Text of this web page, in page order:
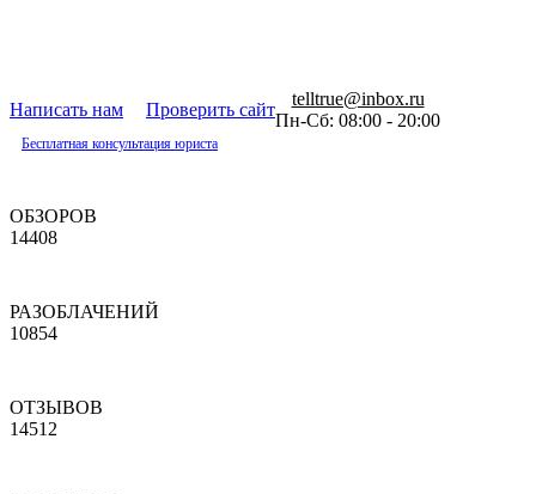
Написать нам Проверить сайт
telltrue@inbox.ru
Пн-Сб: 08:00 - 20:00
Бесплатная консультация юриста
ОБЗОРОВ
14408
РАЗОБЛАЧЕНИЙ
10854
ОТЗЫВОВ
14512